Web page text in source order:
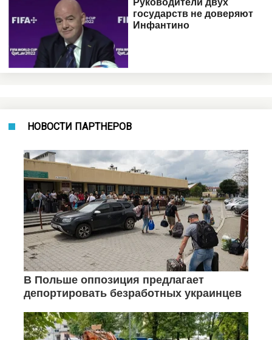
НОВОСТИ ПАРТНЕРОВ